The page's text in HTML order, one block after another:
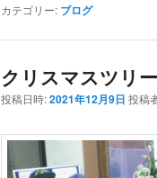
カテゴリー: ブログ
クリスマスツリ
投稿日時:2021年12月9日 投稿